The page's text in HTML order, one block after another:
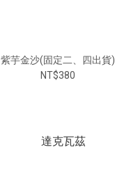
紫芋金沙(固定二、四出貨)
NT$380